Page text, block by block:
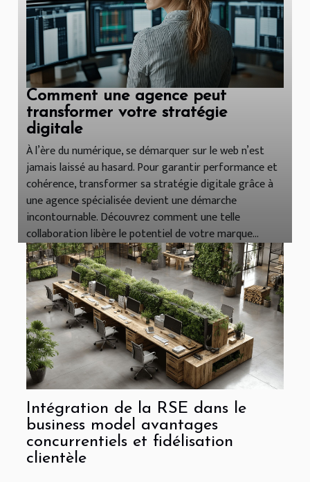
Comment une agence peut
transformer votre stratégie
digitale
À l’ère du numérique, se démarquer sur le web n’est
jamais laissé au hasard. Pour garantir performance et
cohérence, transformer sa stratégie digitale grâce à
une agence spécialisée devient une démarche
incontournable. Découvrez comment une telle
collaboration libère le potentiel de votre marque...
Intégration de la RSE dans le
business model avantages
concurrentiels et fidélisation
clientèle